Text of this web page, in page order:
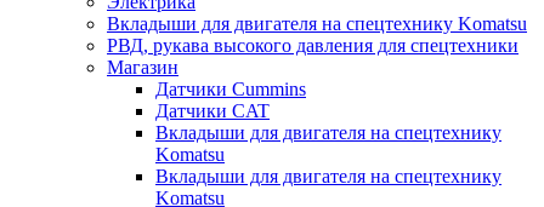
Вкладыши для двигателя на спецтехнику Komatsu
РВД, рукава высокого давления для спецтехники
Магазин
Датчики Cummins
Датчики CAT
Вкладыши для двигателя на спецтехнику
Komatsu
Вкладыши для двигателя на спецтехнику
Komatsu